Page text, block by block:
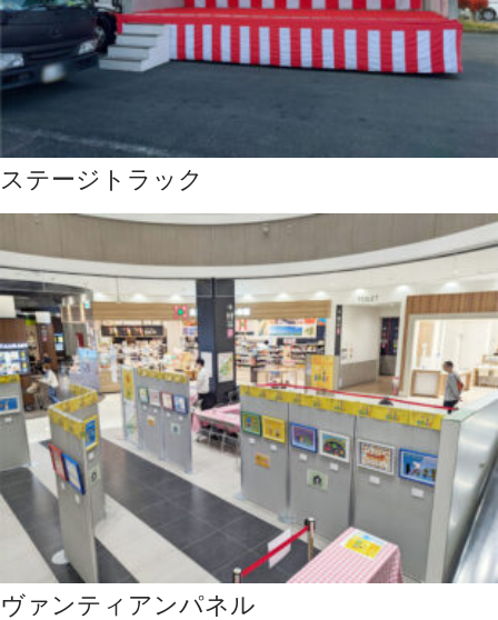
ステージトラック
ヴァンティアンパネル